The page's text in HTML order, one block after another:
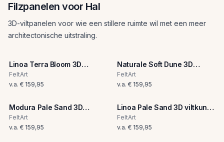
Filzpanelen voor Hal
3D-viltpanelen voor wie een stillere ruimte wil met een meer
architectonische uitstraling.
Linoa Terra Bloom 3D
viltkunst paneel
FeltArt
v.a. € 159,95
Naturale Soft Dune 3D
viltkunst paneel
FeltArt
v.a. € 159,95
Modura Pale Sand 3D
viltkunst paneel
FeltArt
v.a. € 159,95
Linoa Pale Sand 3D viltkunst
paneel
FeltArt
v.a. € 159,95